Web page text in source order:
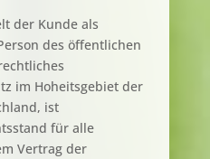
der Kunde als
des öffentlichen
im Hoheitsgebiet der
ist
für alle
Vertrag der